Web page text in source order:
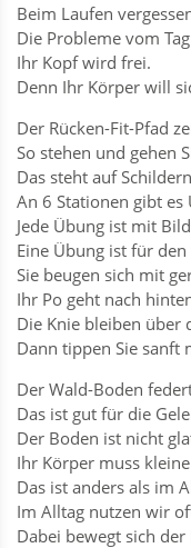
Beim Laufen
Die Probleme vom
Ihr Kopf wird frei.
Denn Ihr Körper will
Der Rücken-Fit-Pfad
So stehen und gehen
Das steht auf
An 6 Stationen gibt es
Jede Übung ist mit
Eine Übung ist für den
Sie beugen sich mit
Ihr Po geht nach
Die Knie bleiben über
Dann tippen Sie sanft
Der Wald-Boden
Das ist gut für die
Der Boden ist nicht
Ihr Körper muss
Das ist anders als im
Im Alltag nutzen wir
Dabei bewegt sich